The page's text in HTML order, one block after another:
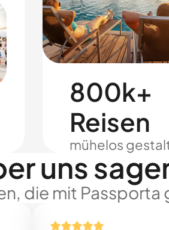
800k+
Reisen
mühelos
uns
die mit Passporta